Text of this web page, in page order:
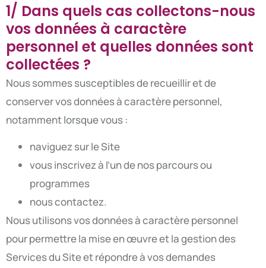
1/ Dans quels cas collectons-nous
vos données à caractère
personnel et quelles données sont
collectées ?
Nous sommes susceptibles de recueillir et de
conserver vos données à caractère personnel,
notamment lorsque vous :
naviguez sur le Site
vous inscrivez à l’un de nos parcours ou
programmes
nous contactez.
Nous utilisons vos données à caractère personnel
pour permettre la mise en œuvre et la gestion des
Services du Site et répondre à vos demandes